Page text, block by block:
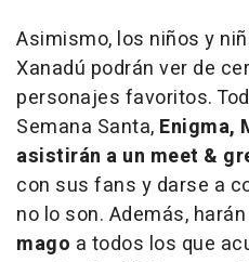
Asimismo, los niños y
Xanadú podrán ver de
personajes favoritos.
Semana Santa, Enigma,
asistirán a un meet &
con sus fans y darse a
no lo son. Además,
mago a todos los que